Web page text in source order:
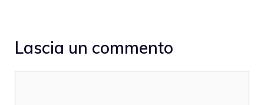
Lascia un commento